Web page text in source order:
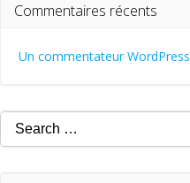
Commentaires récents
Un commentateur WordPress
Search
for: